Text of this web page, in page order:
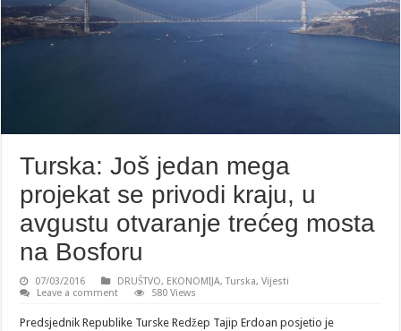
Turska: Još jedan mega
projekat se privodi kraju, u
avgustu otvaranje trećeg mosta
na Bosforu
07/03/2016 DRUŠTVO, EKONOMIJA,Turska,Vijesti
Leave a comment
580 Views
Predsjednik Republike Turske Redžep Tajip Erdoan posjetio je